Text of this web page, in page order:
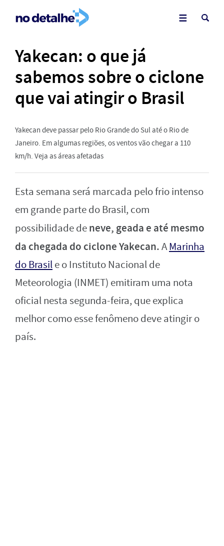
Yakecan: o que já
sabemos sobre o ciclone
que vai atingir o Brasil
Yakecan deve passar pelo Rio Grande do Sul até o Rio de
Janeiro. Em algumas regiões, os ventos vão chegar a 110
km/h. Veja as áreas afetadas
Esta semana será marcada pelo frio intenso
em grande parte do Brasil, com
possibilidade deneve, geada e até mesmo
da chegada do ciclone Yakecan.AMarinha
do Brasile o Instituto Nacional de
Meteorologia (INMET) emitiram uma nota
oficial nesta segunda-feira, que explica
melhor como esse fenômeno deve atingir o
país.